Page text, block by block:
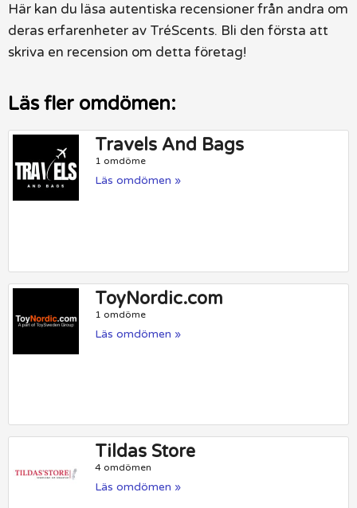
Här kan du läsa autentiska recensioner från andra om
deras erfarenheter av TréScents. Bli den första att
skriva en recension om detta företag!
Läs fler omdömen:
Travels And Bags
1 omdöme
Läs omdömen »
ToyNordic.com
1 omdöme
Läs omdömen »
Tildas Store
4 omdömen
Läs omdömen »